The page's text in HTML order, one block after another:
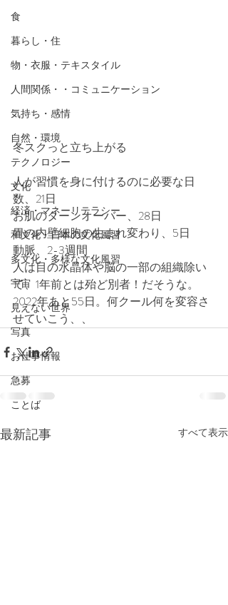
食
暮らし・住
物・衣服・テキスタイル
人間関係・・コミュニケーション
気持ち・感情
自然・環境
テクノロジー
文化
経済・マネーリテラシー
和文化・日本の文化風習
多文化・多様な文化風習
宇宙
見えない世界
写真
お仕事情報
急募
ことば
冬スクっと立ち上がる
人が習慣を身に付けるのに必要な日
数、21日
お肌のターンオーバー、28日
胃の内壁細胞の生まれ変わり、5日
動脈、2-3週間
人は目の水晶体や脳の一部の組織除い
て、1年前とは殆ど別者！だそうな。
2022年あと55日。何クール何を変容さ
せていこう、、
最新記事 すべて表示